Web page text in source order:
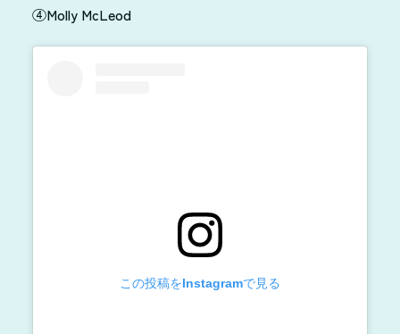
④Molly McLeod
この投稿をInstagramで見る